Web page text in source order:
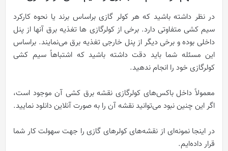
در نظر داشته باشید که هر کولر گازی براساس برند یا نحوه کارکرد
سیم کشی متفاوتی دارد. برخی از کولرگازی ها تغذیه برق آنها از پنل
داخلی بوده و برخی دیگر از پنل خارجی تغذیه برق می‌نمایند. براساس
این مسئله شما باید دقت داشته باشید که اشتباهاً سیم کشی
کولرگازی خود را انجام ندهید.
معمولاً داخل باکس‌های کولرگازی نقشه برق کشی آن موجود است،
اگر این چنین نبود می‌توانید نقشه آن را به صورت آنلاین دانلود نمایید.
در اینجا نمونه‌ای از نقشه‌های کولرهای گازی را جهت سهولت کار شما
قرار داده‌ایم.